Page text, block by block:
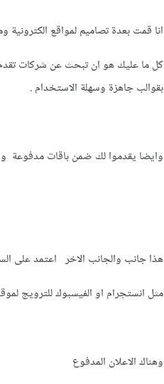
انا قمت بعدة تصاميم لمواقع
بقوالب جاهزة وسهلة الاستخدام .
وايضا يقدموا لك ضمن باقات
هذا جانب والجانب الاخر اعتمد على
مثل انستجرام او الفيسبوك للترويج
وهناك الاعلان المدفوع